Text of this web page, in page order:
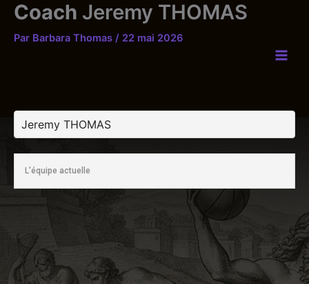
Aller
contenu
Coach Jeremy THOMAS
Par Barbara Thomas / 22 mai 2026
L'équipe actuelle